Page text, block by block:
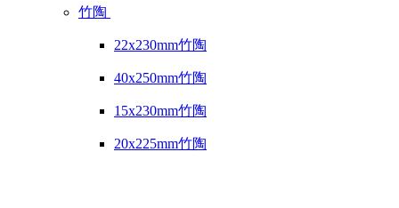
竹陶
22x230mm竹陶
40x250mm竹陶
15x230mm竹陶
20x225mm竹陶